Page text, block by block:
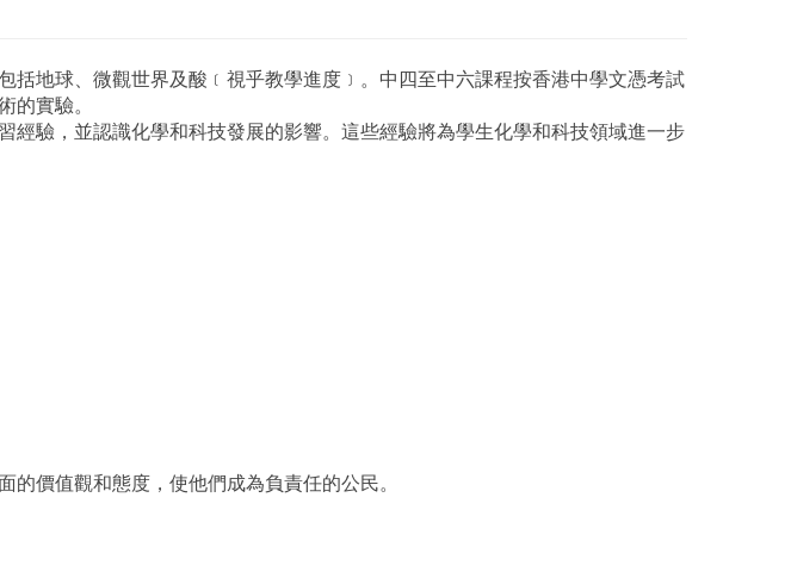
地球、微觀世界及酸﹝視乎教學進度﹞。中四至中六課程按香港中學文憑考試
的實驗。
驗，並認識化學和科技發展的影響。這些經驗將為學生化學和科技領域進一步
價值觀和態度，使他們成為負責任的公民。